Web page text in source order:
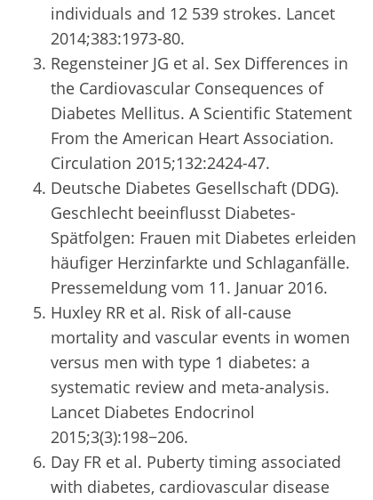
individuals and 12 539 strokes. Lancet
2014;383:1973-80.
Regensteiner JG et al. Sex Differences in
the Cardiovascular Consequences of
Diabetes Mellitus. A Scientific Statement
From the American Heart Association.
Circulation 2015;132:2424-47.
Deutsche Diabetes Gesellschaft (DDG).
Geschlecht beeinflusst Diabetes-
Spätfolgen: Frauen mit Diabetes erleiden
häufiger Herzinfarkte und Schlaganfälle.
Pressemeldung vom 11. Januar 2016.
Huxley RR et al. Risk of all-cause
mortality and vascular events in women
versus men with type 1 diabetes: a
systematic review and meta-analysis.
Lancet Diabetes Endocrinol
2015;3(3):198−206.
Day FR et al. Puberty timing associated
with diabetes, cardiovascular disease